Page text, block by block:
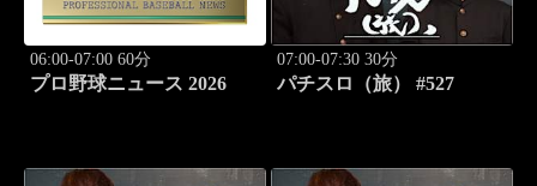
06:00-07:00 60分
プロ野球ニュース 2026
07:00-07:30 30分
パチスロ（旅） #527